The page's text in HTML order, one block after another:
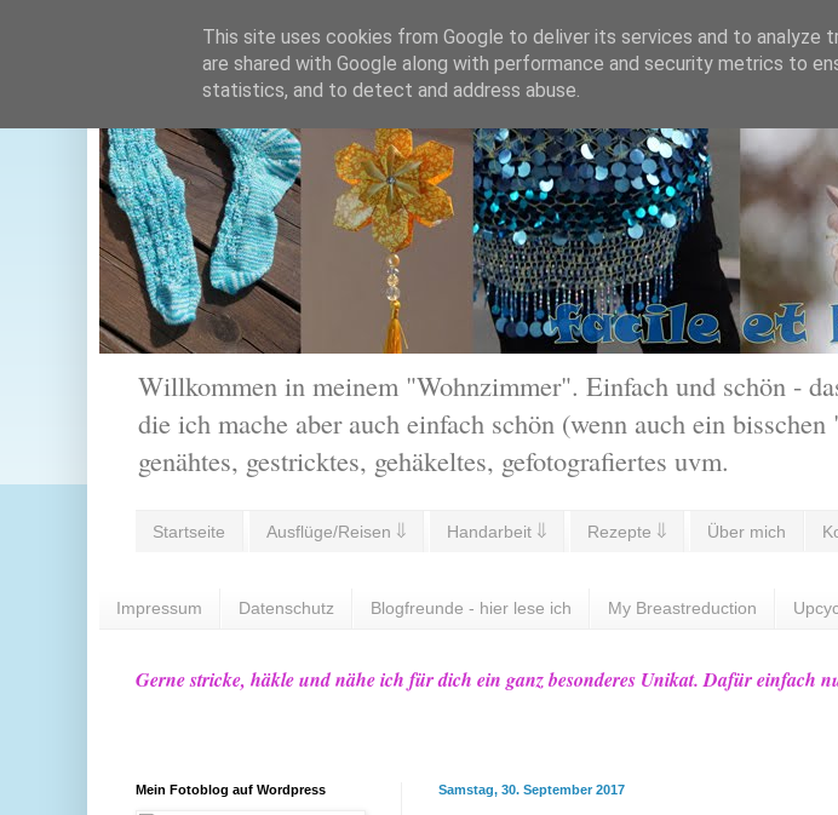
Willkommen in meinem "Wohnzimmer". Einfach und schön -
die ich mache aber auch einfach schön (wenn auch ein
genähtes, gestricktes, gehäkeltes, gefotografiertes uvm.
Startseite Ausflüge/Reisen ⇓ Handarbeit ⇓ Rezepte ⇓ Über mich
Impressum Datenschutz Blogfreunde - hier lese ich My Breastreduction
Gerne stricke, häkle und nähe ich für dich ein ganz besonderes Unikat. Dafür einfach
Samstag, 30. September 2017
Mein Fotoblog auf Wordpress
This site uses cookies from Google to deliver its services and to analyze
are shared with Google along with performance and security metrics to
statistics, and to detect and address abuse.